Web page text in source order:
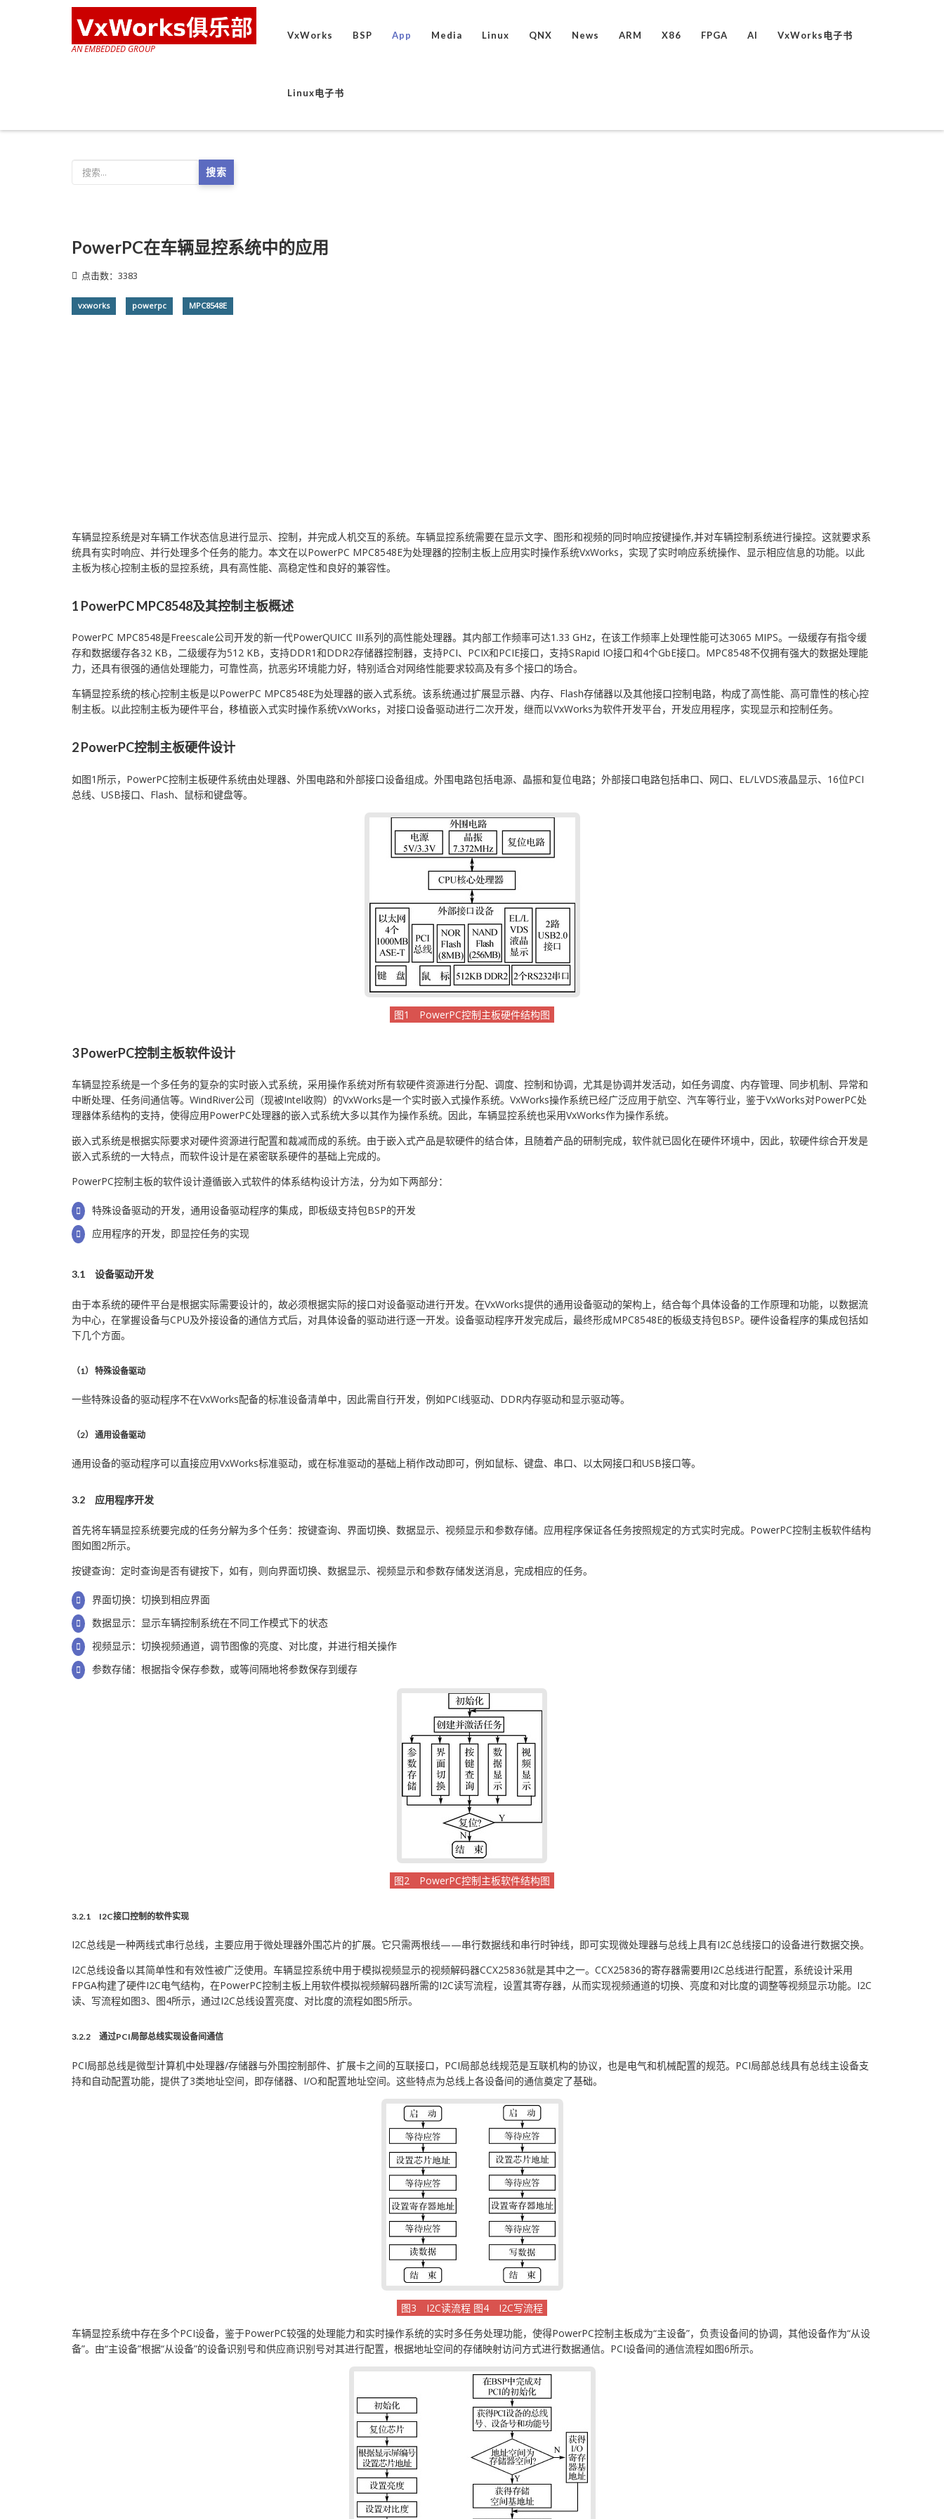
AN EMBEDDED GROUP
VxWorks BSP App Media Linux QNX News ARM X86 FPGA AI VxWorks电子书
Linux电子书
搜索
PowerPC在车辆显控系统中的应用
点击数：3383
vxworks powerpc MPC8548E
车辆显控系统是对车辆工作状态信息进行显示、控制，并完成人机交互的系统。车辆显控系统需要在显示文字、图形和视频的同时响应按键操作,并对车辆控制系统进行操控。这就要求系
统具有实时响应、并行处理多个任务的能力。本文在以PowerPC MPC8548E为处理器的控制主板上应用实时操作系统VxWorks，实现了实时响应系统操作、显示相应信息的功能。以此
主板为核心控制主板的显控系统，具有高性能、高稳定性和良好的兼容性。
1 PowerPC MPC8548及其控制主板概述
PowerPC MPC8548是Freescale公司开发的新一代PowerQUICC III系列的高性能处理器。其内部工作频率可达1.33 GHz，在该工作频率上处理性能可达3065 MIPS。一级缓存有指令缓
存和数据缓存各32 KB，二级缓存为512 KB，支持DDR1和DDR2存储器控制器，支持PCI、PCIX和PCIE接口，支持SRapid IO接口和4个GbE接口。MPC8548不仅拥有强大的数据处理能
力，还具有很强的通信处理能力，可靠性高，抗恶劣环境能力好，特别适合对网络性能要求较高及有多个接口的场合。
车辆显控系统的核心控制主板是以PowerPC MPC8548E为处理器的嵌入式系统。该系统通过扩展显示器、内存、Flash存储器以及其他接口控制电路，构成了高性能、高可靠性的核心控
制主板。以此控制主板为硬件平台，移植嵌入式实时操作系统VxWorks，对接口设备驱动进行二次开发，继而以VxWorks为软件开发平台，开发应用程序，实现显示和控制任务。
2 PowerPC控制主板硬件设计
如图1所示，PowerPC控制主板硬件系统由处理器、外围电路和外部接口设备组成。外围电路包括电源、晶振和复位电路；外部接口电路包括串口、网口、EL/LVDS液晶显示、16位PCI
总线、USB接口、Flash、鼠标和键盘等。
图1 PowerPC控制主板硬件结构图
3 PowerPC控制主板软件设计
车辆显控系统是一个多任务的复杂的实时嵌入式系统，采用操作系统对所有软硬件资源进行分配、调度、控制和协调，尤其是协调并发活动，如任务调度、内存管理、同步机制、异常和
中断处理、任务间通信等。WindRiver公司（现被Intel收购）的VxWorks是一个实时嵌入式操作系统。VxWorks操作系统已经广泛应用于航空、汽车等行业，鉴于VxWorks对PowerPC处
理器体系结构的支持，使得应用PowerPC处理器的嵌入式系统大多以其作为操作系统。因此，车辆显控系统也采用VxWorks作为操作系统。
嵌入式系统是根据实际要求对硬件资源进行配置和裁减而成的系统。由于嵌入式产品是软硬件的结合体，且随着产品的研制完成，软件就已固化在硬件环境中，因此，软硬件综合开发是
嵌入式系统的一大特点，而软件设计是在紧密联系硬件的基础上完成的。
PowerPC控制主板的软件设计遵循嵌入式软件的体系结构设计方法，分为如下两部分：
特殊设备驱动的开发，通用设备驱动程序的集成，即板级支持包BSP的开发
应用程序的开发，即显控任务的实现
3.1 设备驱动开发
由于本系统的硬件平台是根据实际需要设计的，故必须根据实际的接口对设备驱动进行开发。在VxWorks提供的通用设备驱动的架构上，结合每个具体设备的工作原理和功能，以数据流
为中心，在掌握设备与CPU及外接设备的通信方式后，对具体设备的驱动进行逐一开发。设备驱动程序开发完成后，最终形成MPC8548E的板级支持包BSP。硬件设备程序的集成包括如
下几个方面。
（1） 特殊设备驱动
一些特殊设备的驱动程序不在VxWorks配备的标准设备清单中，因此需自行开发，例如PCI线驱动、DDR内存驱动和显示驱动等。
（2） 通用设备驱动
通用设备的驱动程序可以直接应用VxWorks标准驱动，或在标准驱动的基础上稍作改动即可，例如鼠标、键盘、串口、以太网接口和USB接口等。
3.2 应用程序开发
首先将车辆显控系统要完成的任务分解为多个任务：按键查询、界面切换、数据显示、视频显示和参数存储。应用程序保证各任务按照规定的方式实时完成。PowerPC控制主板软件结构
图如图2所示。
按键查询：定时查询是否有键按下，如有，则向界面切换、数据显示、视频显示和参数存储发送消息，完成相应的任务。
界面切换：切换到相应界面
数据显示：显示车辆控制系统在不同工作模式下的状态
视频显示：切换视频通道，调节图像的亮度、对比度，并进行相关操作
参数存储：根据指令保存参数，或等间隔地将参数保存到缓存
图2 PowerPC控制主板软件结构图
3.2.1 I2C接口控制的软件实现
I2C总线是一种两线式串行总线，主要应用于微处理器外围芯片的扩展。它只需两根线——串行数据线和串行时钟线，即可实现微处理器与总线上具有I2C总线接口的设备进行数据交换。
I2C总线设备以其简单性和有效性被广泛使用。车辆显控系统中用于模拟视频显示的视频解码器CCX25836就是其中之一。CCX25836的寄存器需要用I2C总线进行配置，系统设计采用
FPGA构建了硬件I2C电气结构，在PowerPC控制主板上用软件模拟视频解码器所需的I2C读写流程，设置其寄存器，从而实现视频通道的切换、亮度和对比度的调整等视频显示功能。I2C
读、写流程如图3、图4所示，通过I2C总线设置亮度、对比度的流程如图5所示。
3.2.2 通过PCI局部总线实现设备间通信
PCI局部总线是微型计算机中处理器/存储器与外围控制部件、扩展卡之间的互联接口，PCI局部总线规范是互联机构的协议，也是电气和机械配置的规范。PCI局部总线具有总线主设备支
持和自动配置功能，提供了3类地址空间，即存储器、I/O和配置地址空间。这些特点为总线上各设备间的通信奠定了基础。
图3 I2C读流程 图4 I2C写流程
车辆显控系统中存在多个PCI设备，鉴于PowerPC较强的处理能力和实时操作系统的实时多任务处理功能，使得PowerPC控制主板成为“主设备”，负责设备间的协调，其他设备作为“从设
备”。由“主设备”根据“从设备”的设备识别号和供应商识别号对其进行配置，根据地址空间的存储映射访问方式进行数据通信。PCI设备间的通信流程如图6所示。